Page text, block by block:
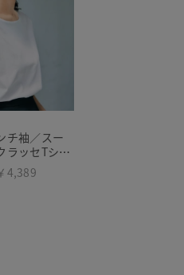
チ袖／スー
ラッセTシャ
4,389